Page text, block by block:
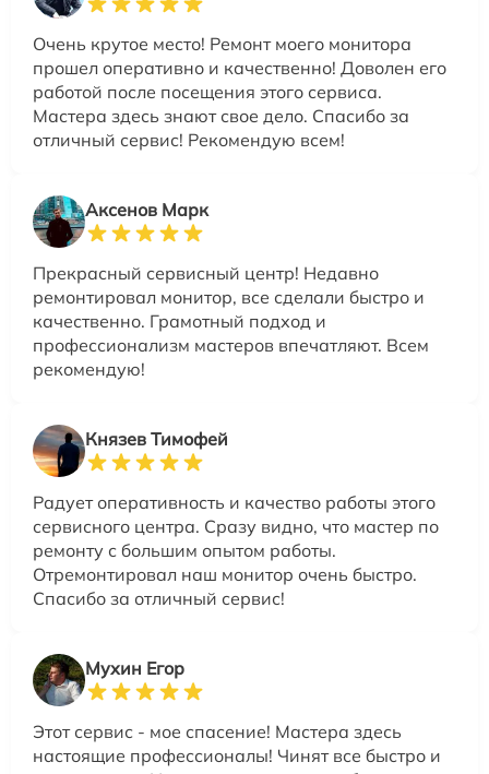
Очень крутое место! Ремонт моего монитора
прошел оперативно и качественно! Доволен его
работой после посещения этого сервиса.
Мастера здесь знают свое дело. Спасибо за
отличный сервис! Рекомендую всем!
Аксенов Марк
Прекрасный сервисный центр! Недавно
ремонтировал монитор, все сделали быстро и
качественно. Грамотный подход и
профессионализм мастеров впечатляют. Всем
рекомендую!
Князев Тимофей
Радует оперативность и качество работы этого
сервисного центра. Сразу видно, что мастер по
ремонту с большим опытом работы.
Отремонтировал наш монитор очень быстро.
Спасибо за отличный сервис!
Мухин Егор
Этот сервис - мое спасение! Мастера здесь
настоящие профессионалы! Чинят все быстро и